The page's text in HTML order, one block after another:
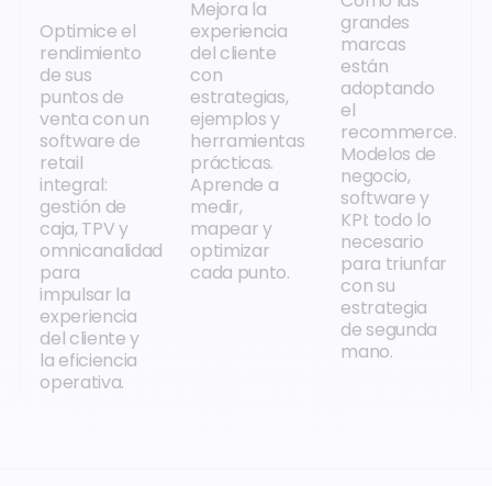
Optimice el
rendimiento
de sus
puntos de
venta con un
software de
retail
integral:
gestión de
caja, TPV y
omnicanalidad
para
impulsar la
experiencia
del cliente y
la eficiencia
operativa.
Mejora la
experiencia
del cliente
con
estrategias,
ejemplos y
herramientas
prácticas.
Aprende a
medir,
mapear y
optimizar
cada punto.
grandes
marcas
están
adoptando
el
recommerce.
Modelos de
negocio,
software y
KPI: todo lo
necesario
para triunfar
con su
estrategia
de segunda
mano.